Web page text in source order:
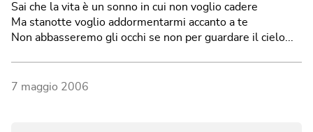
Sai che la vita è un sonno in cui non voglio cadere
Ma stanotte voglio addormentarmi accanto a te
Non abbasseremo gli occhi se non per guardare il cielo...
7 maggio 2006